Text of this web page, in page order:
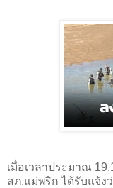
เมื่อเวลาประมาณ
สภ.แม่พริก ได้รับแจ้ง